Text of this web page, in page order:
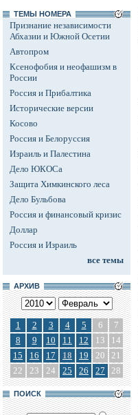
ТЕМЫ НОМЕРА
Признание независимости
Абхазии и Южной Осетии
Автопром
Ксенофобия и неофашизм в
России
Россия и Прибалтика
Исторические версии
Косово
Россия и Белоруссия
Израиль и Палестина
Дело ЮКОСа
Защита Химкинского леса
Дело Бульбова
Россия и финансовый кризис
Доллар
Россия и Израиль
все темы
АРХИВ
1 2 3 4 5 6
7
8
9 10 11 12 13
14
15
16 17 18 19 20
21
22
23 24 25 26 27 28
ПОИСК